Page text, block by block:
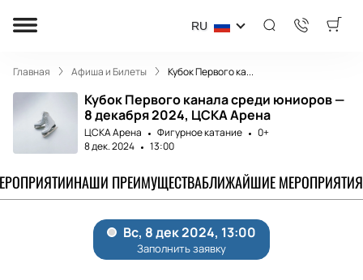
RU
Главная Афиша и Билеты Кубок Первого ка...
Кубок Первого канала среди юниоров —
8 декабря 2024, ЦСКА Арена
ЦСКА Арена Фигурное катание
0+
8 дек. 2024
13:00
НАШИ ПРЕИМУЩЕСТВАБЛИЖАЙШИЕ МЕРОПРИЯТИЯ